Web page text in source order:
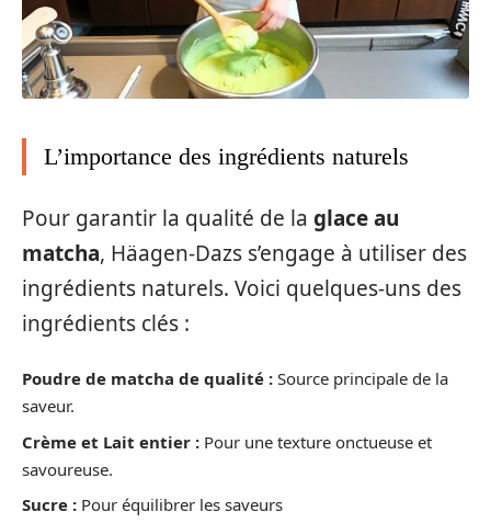
L’importance des ingrédients naturels
Pour garantir la qualité de la glace au
matcha, Häagen-Dazs s’engage à utiliser des
ingrédients naturels. Voici quelques-uns des
ingrédients clés :
Poudre de matcha de qualité : Source principale de la
saveur.
Crème et Lait entier : Pour une texture onctueuse et
savoureuse.
Sucre : Pour équilibrer les saveurs